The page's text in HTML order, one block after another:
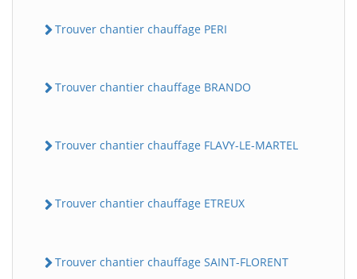
Trouver chantier chauffage PERI
Trouver chantier chauffage BRANDO
Trouver chantier chauffage FLAVY-LE-MARTEL
Trouver chantier chauffage ETREUX
Trouver chantier chauffage SAINT-FLORENT